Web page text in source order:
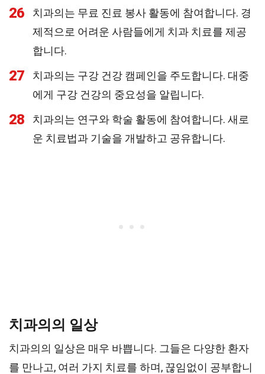
26
치과의는 무료 진료 봉사 활동에 참여합니다. 경
제적으로 어려운 사람들에게 치과 치료를 제공
합니다.
27
치과의는 구강 건강 캠페인을 주도합니다. 대중
에게 구강 건강의 중요성을 알립니다.
28
치과의는 연구와 학술 활동에 참여합니다. 새로
운 치료법과 기술을 개발하고 공유합니다.
치과의의 일상
치과의의 일상은 매우 바쁩니다. 그들은 다양한 환자
를 만나고, 여러 가지 치료를 하며, 끊임없이 공부합니